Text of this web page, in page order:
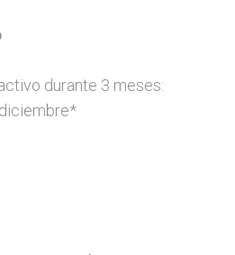
durante 3 meses: